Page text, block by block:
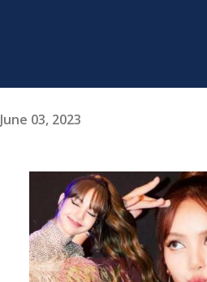
June 03, 2023